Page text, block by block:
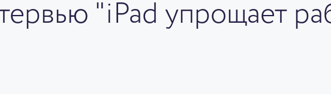
"iPad упрощает